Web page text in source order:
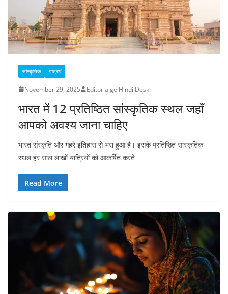
सांस्कृतिक यात्राएं
November 29, 2025 Editorialge Hindi Desk
भारत में 12 प्रतिष्ठित सांस्कृतिक स्थल जहाँ
आपको अवश्य जाना चाहिए
भारत संस्कृति और गहरे इतिहास से भरा हुआ है। इसके प्रतिष्ठित सांस्कृतिक
स्थल हर साल लाखों यात्रियों को आकर्षित करते
Read More